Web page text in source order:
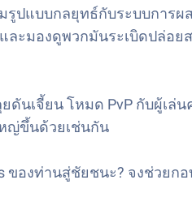
ปแบบกลยุทธ์กับระบบการ
ละมองดูพวกมันระเบิดปล่อ
เจี้ยน โหมด PvP กับผู้เล่
ญ่ขึ้นด้วยเช่นกัน
งท่านสู่ชัยชนะ? จงช่วยก